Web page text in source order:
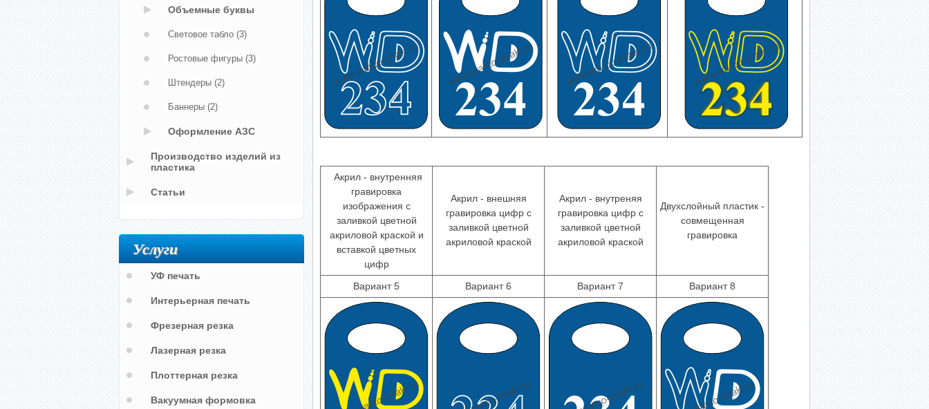
Акрил - внутренняя
гравировка
изображения с
заливкой цветной
акриловой краской и
вставкой цветных
цифр
Акрил - внешняя
гравировка цифр с
заливкой цветной
акриловой краской
Акрил - внутреняя
гравировка цифр с
заливкой цветной
акриловой краской
Двухслойный пластик -
совмещенная
гравировка
Вариант 5 Вариант 6 Вариант 7 Вариант 8
Объемные буквы
Световое табло (3)
Ростовые фигуры (3)
Штендеры (2)
Баннеры (2)
Оформление АЗС
Производство изделий из
пластика
Статьи
Услуги
УФ печать
Интерьерная печать
Фрезерная резка
Лазерная резка
Плоттерная резка
Вакуумная формовка